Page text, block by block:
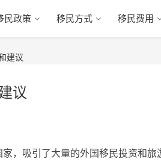
民政策 移民方式 移民费用
建议
议
，吸引了大量的外国移民投资和